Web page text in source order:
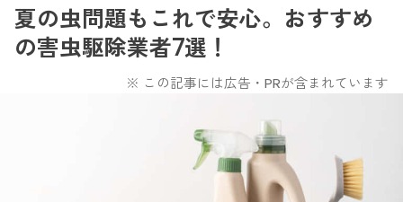
夏の虫問題もこれで安心。おすすめ
の害虫駆除業者7選！
※ この記事には広告・PRが含まれています